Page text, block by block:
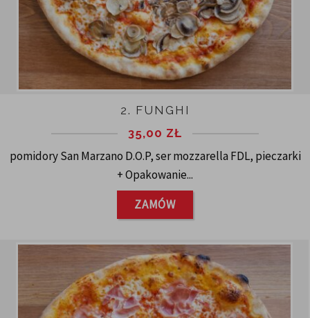
2. FUNGHI
35,00 ZŁ
pomidory San Marzano D.O.P, ser mozzarella FDL, pieczarki
+ Opakowanie...
ZAMÓW